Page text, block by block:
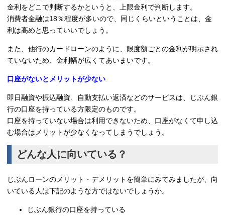
金利をどこで判断するかというと、上限金利で判断します。
消費者金融は18％程度が多いので、同じくらいということは、金
利は高めと思っていいでしょう。
また、他行のカードローンのように、限度額ごとの金利が明示され
ていないため、金利幅が広くてあいまいです。
口座がないとメリットが少ない
即日融資や振込融資、自動支払い返済などのサービスは、じぶん銀
行の口座を持っている方限定のものです。
口座を持っていない場合は利用できないため、口座がなくて申し込
む場合はメリットが少なくなってしまうでしょう。
どんな人に向いている？
じぶんローンのメリット・デメリットを簡単にみてみましたが、向
いている人は下記のような方ではないでしょうか。
じぶん銀行の口座を持っている